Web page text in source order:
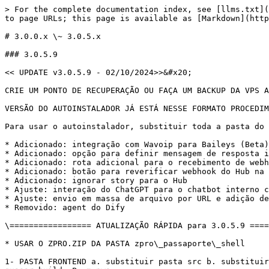
> For the complete documentation index, see [llms.txt](https://ajuda.zdg.com.br/llms.txt). Markdown versions of documentation pages are available by appending `.md` to page URLs; this page is available as [Markdown](https://ajuda.zdg.com.br/atualizacoes-antigas/3.0.0.x-3.0.5.x.md).

# 3.0.0.x \~ 3.0.5.x

### 3.0.5.9

<< UPDATE v3.0.5.9 - 02/10/2024>>&#x20;

CRIE UM PONTO DE RECUPERAÇÃO OU FAÇA UM BACKUP DA VPS ANTES DE RODAR A UPDATE

VERSÃO DO AUTOINSTALADOR JÁ ESTÁ NESSE FORMATO PROCEDIMENTO PARA QUEM QUISER ATUALIZAR

Para usar o autoinstalador, substituir toda a pasta do zpro\_passaporte\_shell no root

* Adicionado: integração com Wavoip para Baileys (Beta)
* Adicionado: opção para definir mensagem de resposta inválida no Typebot
* Adicionado: rota adicional para o recebimento de webhooks de arquivos waba (filename)
* Adicionado: botão para reverificar webhook do Hub na página de Canais
* Adicionado: ignorar story para o Hub
* Ajuste: interação do ChatGPT para o chatbot interno com Waba
* Ajuste: envio em massa de arquivo por URL e adição de participantes em massa para grupos disponíveis apenas para WWebJS
* Removido: agent do Dify

\================= ATUALIZAÇÃO RÁPIDA para 3.0.5.9 =================

* USAR O ZPRO.ZIP DA PASTA zpro\_passaporte\_shell

1- PASTA FRONTEND a. substituir pasta src b. substituir package.json e babel.config.js c. npm install --force d. export NODE\_OPTIONS=--openssl-legacy-provider e. npx quasar build -P -m pwa

2- PASTA BACKEND a. substituir pasta dist b. substituir package.json c. apagar pasta node\_modules e arquivo package-lock.json d. npm install e. npx sequelize db:migrate f. npx sequelize db:seed:all

3- su deployzdg pm2 restart all

\================= CHANGELOG =================

ARQUIVOS MODIFICADOS

BACKEND substituir pasta dist completamente backend/package.json

FRONTEND substituir pasta src completamente frontend/package.json

### 3.0.5.8

<< UPDATE v3.0.5.8 - 26/09/2024>>&#x20;

CRIE UM PONTO DE RECUPERAÇÃO OU FAÇA UM BACKUP DA VPS ANTES DE RODAR A UPDATE

VERSÃO DO AUTOINSTALADOR JÁ ESTÁ NESSE FORMATO PROCEDIMENTO PARA QUEM QUISER ATUALIZAR

* Adicionado: tratamento número 9 no envio via API
* Adicionado: limitação no tamanho máximo do nome do usuário
* Adicionado: liberado demais canais do notificame
* Adicionado: ao importar arquivo csv, todos os campos do usuário são atualizados
* Ajuste: correção no update de contatos do hub notificame

\================= ATUALIZAÇÃO RÁPIDA para 3.0.5.8 =================

* USAR O ZPRO.ZIP DA PASTA zpro\_passaporte\_shell

1- PASTA FRONTEND a. substituir pasta src b. substituir package.json c. npm install --force d. export NODE\_OPTIONS=--openssl-legacy-provider e. npx quasar build -P -m pwa

2- PASTA BACKEND a. substituir pasta dist b. substituir package.json c. apagar pasta node\_modules e arquivo package-lock.json d. npm install e. npx sequelize db:migrate f. npx sequelize db:seed:all

3- su deployzdg pm2 restart all

\================= CHANGELOG =================

ARQUIVOS MODIFICADOS

BACKEND substituir pasta dist completamente backend/package.json

FRONTEND substituir pasta src completamente frontend/package.json

### 3.0.5.7

<< UPDATE v3.0.5.7 - 18/09/2024>>&#x20;

CRIE UM PONTO DE RECUPERAÇÃO OU FAÇA UM BACKUP DA VPS ANTES DE RODAR A